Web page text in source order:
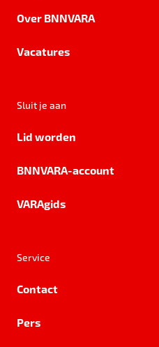
Over BNNVARA
Vacatures
Sluit je aan
Lid worden
BNNVARA-account
VARAgids
Service
Contact
Pers